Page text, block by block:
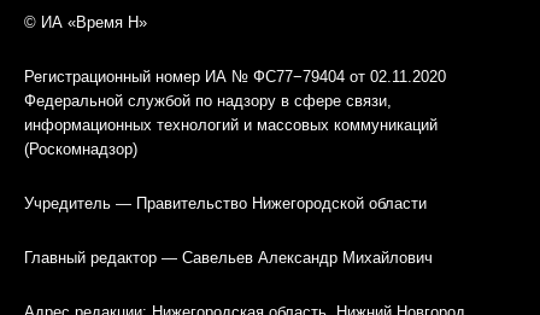
© ИА «Время Н»
Регистрационный номер ИА № ФС77−79404 от 02.11.2020
Федеральной службой по надзору в сфере связи,
информационных технологий и массовых коммуникаций
(Роскомнадзор)
Учредитель — Правительство Нижегородской области
Главный редактор — Савельев Александр Михайлович